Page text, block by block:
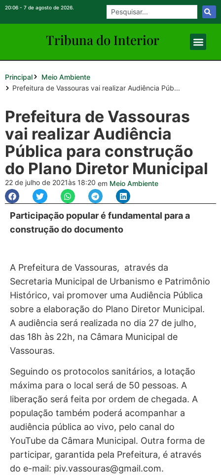
20:06 - 7 de agosto de 2026.
Tribuna do Interior
Principal
Meio Ambiente
Prefeitura de Vassouras vai realizar Audiência Púb...
Prefeitura de Vassouras
vai realizar Audiência
Pública para construção
do Plano Diretor Municipal
22 de julho de 2021às 18:20 em Meio Ambiente
Participação popular é fundamental para a
construção do documento
A Prefeitura de Vassouras, através da
Secretaria Municipal de Urbanismo e Patrimônio
Histórico, vai promover uma Audiência Pública
sobre a elaboração do Plano Diretor Municipal.
A audiência será realizada no dia 27 de julho,
das 18h às 22h, na Câmara Municipal de
Vassouras.
Seguindo os protocolos sanitários, a lotação
máxima para o local será de 50 pessoas. A
liberação será feita por ordem de chegada. A
população também poderá acompanhar a
audiência pública ao vivo, pelo canal do
YouTube da Câmara Municipal. Outra forma de
participar, garantida pela Prefeitura, é através
do e-mail: piv.vassouras@gmail.com.